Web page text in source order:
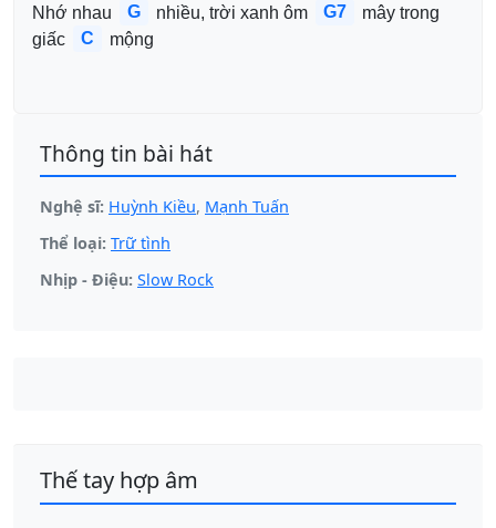
Nhớ nhau G nhiều, trời xanh ôm G7
mây trong
giấc
C mộng
Thông tin bài hát
Nghệ sĩ: Huỳnh Kiều, Mạnh Tuấn
Thể loại: Trữ tình
Nhịp - Điệu: Slow Rock
Thế tay hợp âm